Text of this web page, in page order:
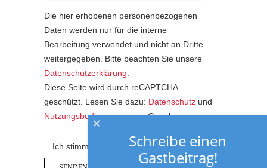
Die hier erhobenen personenbezogenen
Daten werden nur für die interne
Bearbeitung verwendet und nicht an Dritte
weitergegeben. Bitte beachten Sie unsere
Datenschutzerklärung.
Diese Seite wird durch reCAPTCHA
geschützt. Lesen Sie dazu: Datenschutz und
Nutzungsbedingungenvon Google.
Ich stimme der Datenschutzerklärung zu.
Schreibe einen
Gastbeitrag!
×